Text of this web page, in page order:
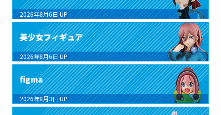
2026年8月6日 UP
美少女フィギュア
2026年8月6日 UP
figma
2026年8月3日 UP